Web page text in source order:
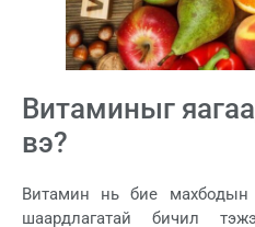
Витаминыг
вэ?
Витамин нь бие махбодын
шаардлагатай бичил